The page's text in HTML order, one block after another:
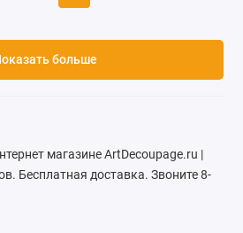
больше
магазине ArtDecoupage.ru |
Бесплатная доставка. Звоните 8-